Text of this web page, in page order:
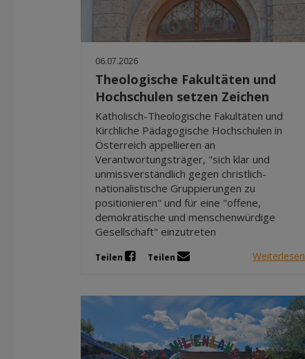
06.07.2026
Theologische Fakultäten und
Hochschulen setzen Zeichen
Katholisch-Theologische Fakultäten und
Kirchliche Pädagogische Hochschulen in
Österreich appellieren an
Verantwortungsträger, "sich klar und
unmissverständlich gegen christlich-
nationalistische Gruppierungen zu
positionieren" und für eine "offene,
demokratische und menschenwürdige
Gesellschaft" einzutreten
Teilen Teilen Weiterlesen